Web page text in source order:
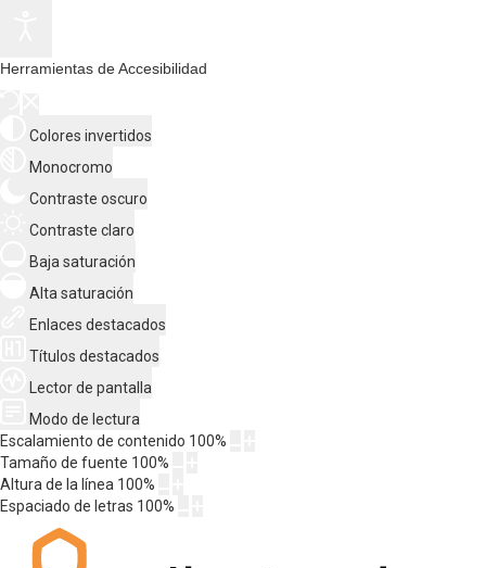
Herramientas de Accesibilidad
Colores invertidos
Monocromo
Contraste oscuro
Contraste claro
Baja saturación
Alta saturación
Enlaces destacados
Títulos destacados
Lector de pantalla
Modo de lectura
Escalamiento de contenido 100%
Tamaño de fuente 100%
Altura de la línea 100%
Espaciado de letras 100%